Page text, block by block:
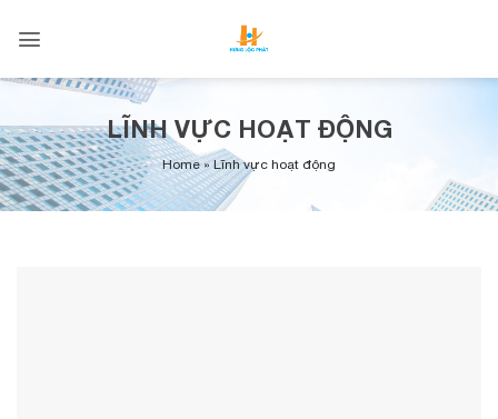
LĨNH VỰC HOẠT ĐỘNG
Home»Lĩnh vực hoạt động